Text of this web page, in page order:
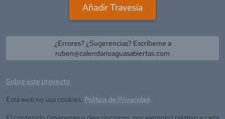
Añadir Travesía
¿Errores? ¿Sugerencias? Escríbeme a
ruben@calendarioaguasabiertas.com
Sobre este proyecto
Esta web no usa cookies. Política de Privacidad